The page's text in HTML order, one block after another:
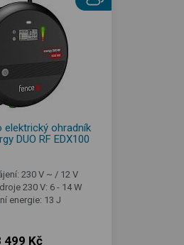
elektrický ohradník
DUO RF EDX100
230 V ~ / 12 V
230 V: 6 - 14 W
energie: 13 J
499 Kč